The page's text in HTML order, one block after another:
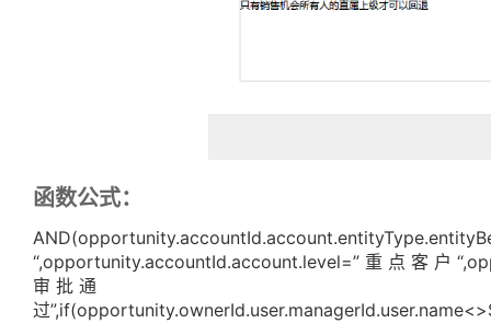
函数公式：
“,opportunity.accountId.account.level=” 重 点 客 户
审 批 通
过